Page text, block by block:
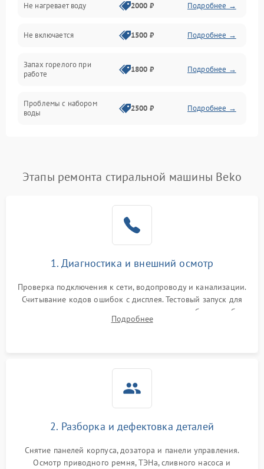
Программное обеспечение
Не нагревает воду 2000 ₽ Подробнее →
Не включается 1500 ₽ Подробнее →
Запах горелого при
работе
1800 ₽ Подробнее →
Проблемы с набором
воды
2500 ₽ Подробнее →
Замена платы управления Подробнее →
Этапы ремонта стиральной машины Beko
1. Диагностика и внешний осмотр
Проверка подключения к сети, водопроводу и канализации.
Считывание кодов ошибок с дисплея. Тестовый запуск для
выявления посторонних шумов, протечек или сбоев в работе
электронного модуля управления.
Подробнее
2. Разборка и дефектовка деталей
Снятие панелей корпуса, дозатора и панели управления.
Осмотр приводного ремня, ТЭНа, сливного насоса и